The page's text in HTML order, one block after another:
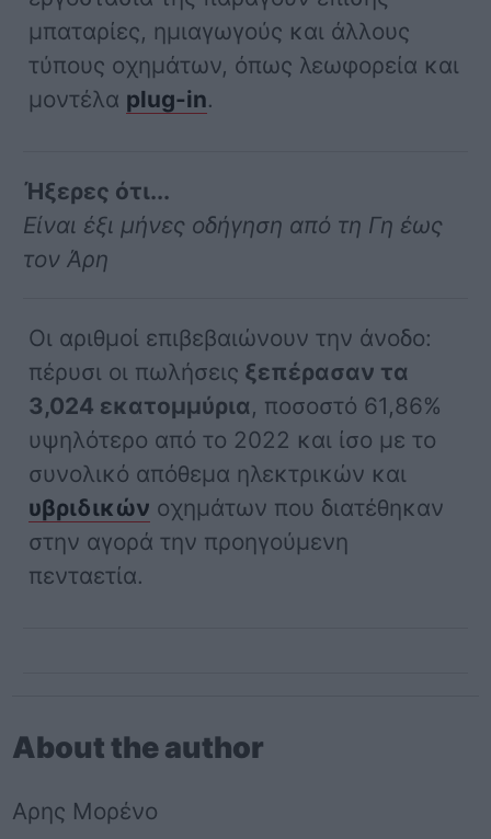
μπαταρίες, ημιαγωγούς και άλλους
τύπους οχημάτων, όπως λεωφορεία και
μοντέλα plug-in.
Ήξερες ότι...
Είναι έξι μήνες οδήγηση από τη Γη έως
τον Άρη
Οι αριθμοί επιβεβαιώνουν την άνοδο:
πέρυσι οι πωλήσεις ξεπέρασαν τα
3,024 εκατομμύρια, ποσοστό 61,86%
υψηλότερο από το 2022 και ίσο με το
συνολικό απόθεμα ηλεκτρικών και
υβριδικών οχημάτων που διατέθηκαν
στην αγορά την προηγούμενη
πενταετία.
About the author
Αρης Μορένο